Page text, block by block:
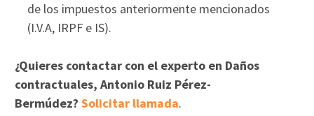
de los impuestos anteriormente mencionados
(I.V.A, IRPF e IS).
¿Quieres contactar con el experto en Daños
contractuales, Antonio Ruiz Pérez-
Bermúdez?Solicitar llamada.